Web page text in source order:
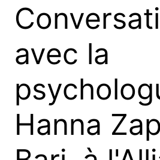
avec la
Hanna